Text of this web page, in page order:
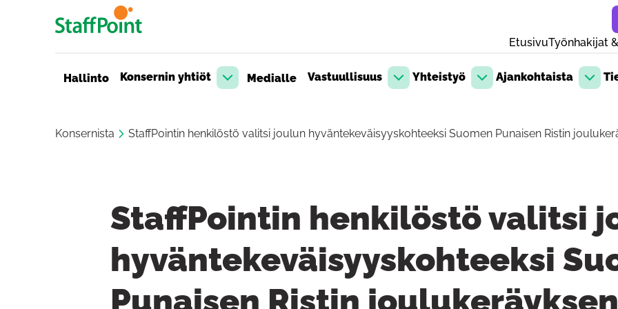
Hyppää pääsisältöön
EtusivuTyönhakijat
Hallinto Konsernin yhtiöt
Avaa pudotusvalikko
Medialle Vastuullisuus
Avaa pudotusvalikko
Yhteistyö
Avaa pudotusvalikko
Ajankohtaista
Avaa
Konsernista StaffPointin henkilöstö valitsi joulun hyväntekeväisyyskohteeksi Suomen Punaisen Ristin
StaffPointin henkilöstö valitsi
hyväntekeväisyyskohteeksi
Punaisen Ristin joulukeräyksen